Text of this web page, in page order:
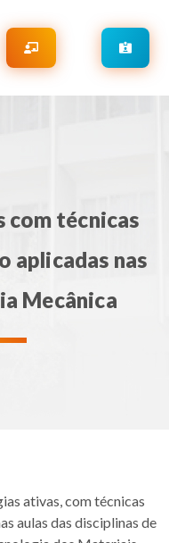
técnicas
aplicadas nas
Mecânica
ativas, com técnicas
aulas das disciplinas de